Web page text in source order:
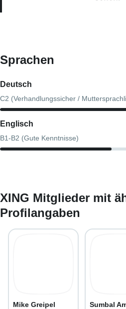
Sprachen
Deutsch
C2 (Verhandlungssicher /
Englisch
B1-B2 (Gute Kenntnisse)
XING Mitglieder mit
Profilangaben
Mike Greipel Sumbal